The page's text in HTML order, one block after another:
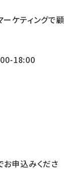
ケティングで顧
18:00
申込みくださ